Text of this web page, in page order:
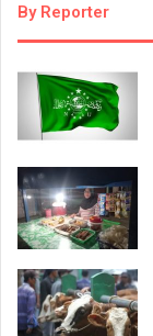
By Reporter